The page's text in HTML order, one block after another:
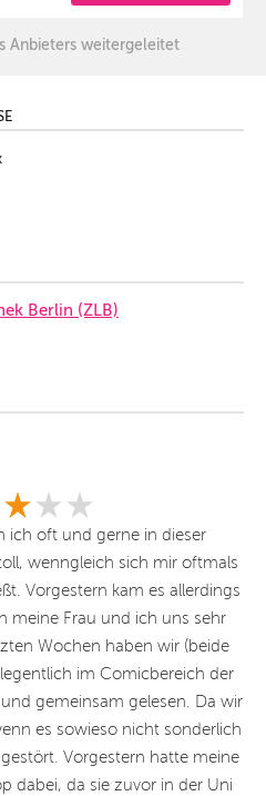
Anbieters weitergeleitet
Berlin (ZLB)
ich oft und gerne in dieser
wenngleich sich mir oftmals
Vorgestern kam es allerdings
meine Frau und ich uns sehr
Wochen haben wir (beide
im Comicbereich der
gemeinsam gelesen. Da wir
es sowieso nicht sonderlich
Vorgestern hatte meine
dabei, da sie zuvor in der Uni